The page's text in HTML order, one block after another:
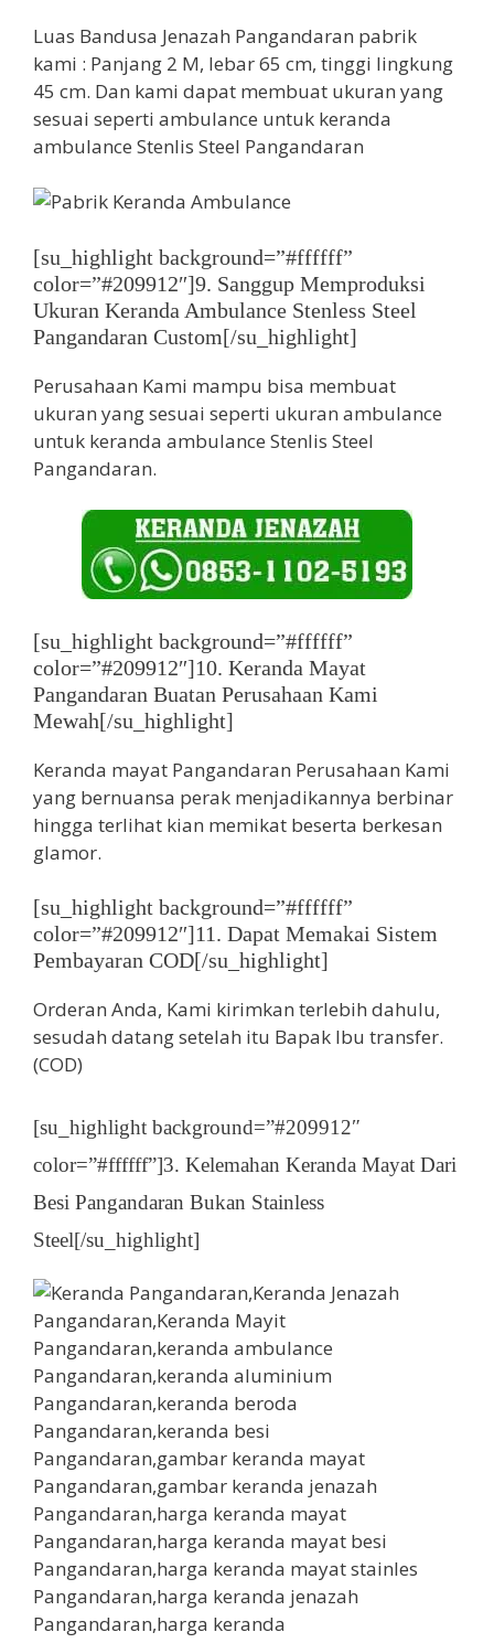
Luas Bandusa Jenazah Pangandaran pabrik
kami : Panjang 2 M, lebar 65 cm, tinggi lingkung
45 cm. Dan kami dapat membuat ukuran yang
sesuai seperti ambulance untuk keranda
ambulance Stenlis Steel Pangandaran
[su_highlight background=”#ffffff”
color=”#209912″]9. Sanggup Memproduksi
Ukuran Keranda Ambulance Stenless Steel
Pangandaran Custom[/su_highlight]
Perusahaan Kami mampu bisa membuat
ukuran yang sesuai seperti ukuran ambulance
untuk keranda ambulance Stenlis Steel
Pangandaran.
[su_highlight background=”#ffffff”
color=”#209912″]10. Keranda Mayat
Pangandaran Buatan Perusahaan Kami
Mewah[/su_highlight]
Keranda mayat Pangandaran Perusahaan Kami
yang bernuansa perak menjadikannya berbinar
hingga terlihat kian memikat beserta berkesan
glamor.
[su_highlight background=”#ffffff”
color=”#209912″]11. Dapat Memakai Sistem
Pembayaran COD[/su_highlight]
Orderan Anda, Kami kirimkan terlebih dahulu,
sesudah datang setelah itu Bapak Ibu transfer.
(COD)
[su_highlight background=”#209912″
color=”#ffffff”]3. Kelemahan Keranda Mayat Dari
Besi Pangandaran Bukan Stainless
Steel[/su_highlight]